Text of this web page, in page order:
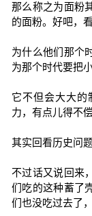
那么称之为面粉
的面粉。好吧，
为什么他们那个
为那个时代要把
它不但会大大的
力，有点儿得不偿
其实回看历史问
不过话又说回来
们吃的这种蓄了
们也没吃过去了